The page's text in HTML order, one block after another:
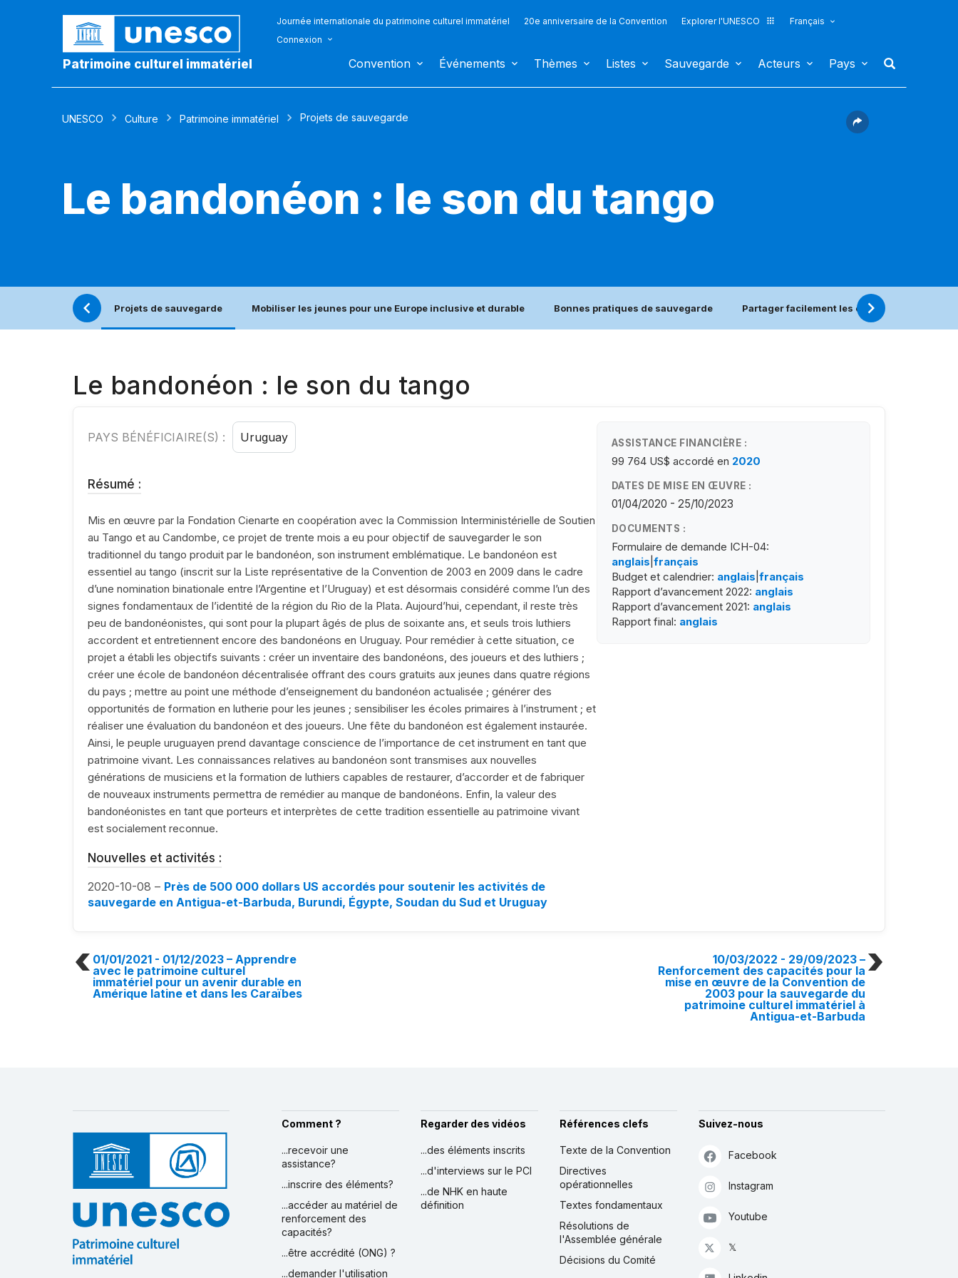
Patrimoine culturel immatériel
Journée internationale du patrimoine culturel immatériel 20e anniversaire de la Convention Explorer l'UNESCO
Français
Connexion
Convention Événements Thèmes Listes Sauvegarde Acteurs Pays
UNESCO Culture Patrimoine immatériel Projets de sauvegarde
Le bandonéon : le son du tango
Projets de sauvegarde Mobiliser les jeunes pour une Europe inclusive et durable Bonnes pratiques de sauvegarde Partager facilement les expériences de
Le bandonéon : le son du tango
PAYS BÉNÉFICIAIRE(S) : Uruguay
Résumé :
Mis en œuvre par la Fondation Cienarte en coopération avec la Commission Interministérielle de Soutien
au Tango et au Candombe, ce projet de trente mois a eu pour objectif de sauvegarder le son
traditionnel du tango produit par le bandonéon, son instrument emblématique. Le bandonéon est
essentiel au tango (inscrit sur la Liste représentative de la Convention de 2003 en 2009 dans le cadre
d’une nomination binationale entre l’Argentine et l’Uruguay) et est désormais considéré comme l’un des
signes fondamentaux de l’identité de la région du Rio de la Plata. Aujourd’hui, cependant, il reste très
peu de bandonéonistes, qui sont pour la plupart âgés de plus de soixante ans, et seuls trois luthiers
accordent et entretiennent encore des bandonéons en Uruguay. Pour remédier à cette situation, ce
projet a établi les objectifs suivants : créer un inventaire des bandonéons, des joueurs et des luthiers ;
créer une école de bandonéon décentralisée offrant des cours gratuits aux jeunes dans quatre régions
du pays ; mettre au point une méthode d’enseignement du bandonéon actualisée ; générer des
opportunités de formation en lutherie pour les jeunes ; sensibiliser les écoles primaires à l’instrument ; et
réaliser une évaluation du bandonéon et des joueurs. Une fête du bandonéon est également instaurée.
Ainsi, le peuple uruguayen prend davantage conscience de l’importance de cet instrument en tant que
patrimoine vivant. Les connaissances relatives au bandonéon sont transmises aux nouvelles
générations de musiciens et la formation de luthiers capables de restaurer, d’accorder et de fabriquer
de nouveaux instruments permettra de remédier au manque de bandonéons. Enfin, la valeur des
bandonéonistes en tant que porteurs et interprètes de cette tradition essentielle au patrimoine vivant
est socialement reconnue.
Nouvelles et activités :
2020-10-08 – Près de 500 000 dollars US accordés pour soutenir les activités de
sauvegarde en Antigua-et-Barbuda, Burundi, Égypte, Soudan du Sud et Uruguay
ASSISTANCE FINANCIÈRE :
99 764 US$ accordé en 2020
DATES DE MISE EN ŒUVRE :
01/04/2020 - 25/10/2023
DOCUMENTS :
Formulaire de demande ICH-04:
anglais français
Budget et calendrier: anglais français
Rapport d’avancement 2022: anglais
Rapport d’avancement 2021: anglais
Rapport final: anglais
01/01/2021 - 01/12/2023 – Apprendre
avec le patrimoine culturel
immatériel pour un avenir durable en
Amérique latine et dans les Caraïbes
10/03/2022 - 29/09/2023 –
Renforcement des capacités pour la
mise en œuvre de la Convention de
2003 pour la sauvegarde du
patrimoine culturel immatériel à
Antigua-et-Barbuda
Comment ?
...recevoir une
assistance?
...inscrire des éléments?
...accéder au matériel de
renforcement des
capacités?
...être accrédité (ONG) ?
...demander l'utilisation
Regarder des vidéos
...des éléments inscrits
...d'interviews sur le PCI
...de NHK en haute
définition
Références clefs
Texte de la Convention
Directives
opérationnelles
Textes fondamentaux
Résolutions de
l'Assemblée générale
Décisions du Comité
Suivez-nous
Facebook
Instagram
Youtube
𝕏